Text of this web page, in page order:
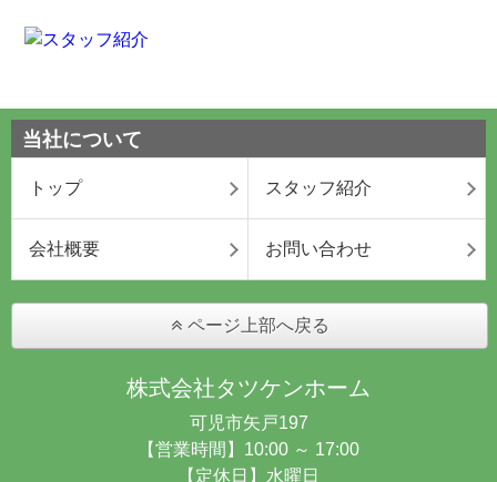
当社について
トップ スタッフ紹介
会社概要 お問い合わせ
ページ上部へ戻る
株式会社タツケンホーム
可児市矢戸197
【営業時間】10:00 ～ 17:00
【定休日】水曜日